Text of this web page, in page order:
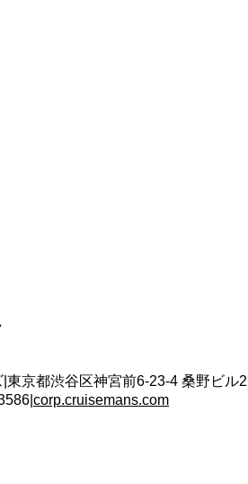
東京都渋谷区神宮前6-23-4 桑野ビル2
corp.cruisemans.com